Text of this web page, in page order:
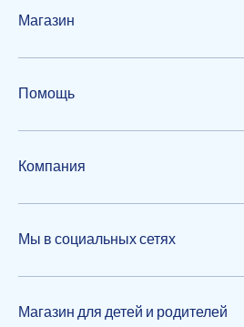
Магазин
Помощь
Компания
Мы в социальных сетях
Магазин для детей и родителей